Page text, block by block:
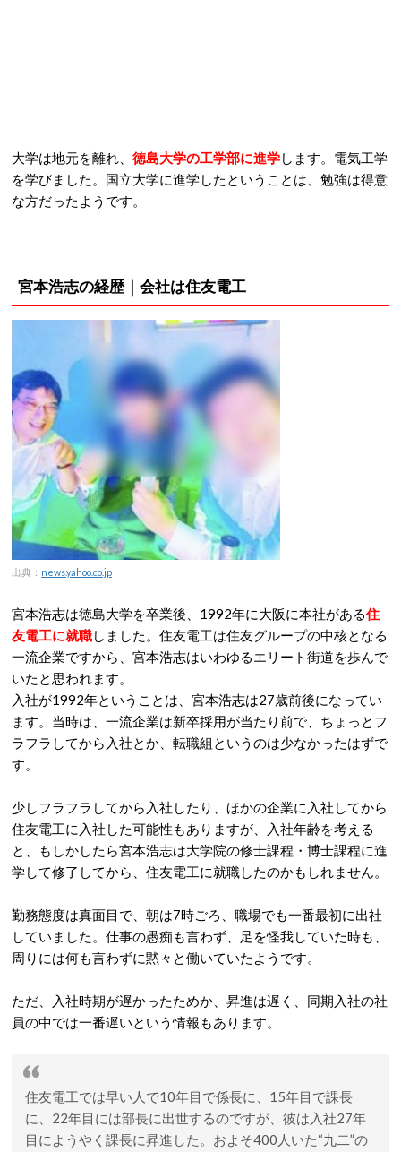
大学は地元を離れ、 徳島大学の工学部に進学します。電気工学
を学びました。国立大学に進学したということは、勉強は得意
な方だったようです。
宮本浩志の経歴｜会社は住友電工
出典： news.yahoo.co.jp
宮本浩志は徳島大学を卒業後、1992年に大阪に本社がある住
友電工に就職しました。住友電工は住友グループの中核となる
一流企業ですから、宮本浩志はいわゆるエリート街道を歩んで
いたと思われます。
入社が1992年ということは、宮本浩志は27歳前後になってい
ます。当時は、一流企業は新卒採用が当たり前で、ちょっとフ
ラフラしてから入社とか、転職組というのは少なかったはずで
す。
少しフラフラしてから入社したり、ほかの企業に入社してから
住友電工に入社した可能性もありますが、入社年齢を考える
と、もしかしたら宮本浩志は大学院の修士課程・博士課程に進
学して修了してから、住友電工に就職したのかもしれません。
勤務態度は真面目で、朝は7時ごろ、職場でも一番最初に出社
していました。仕事の愚痴も言わず、足を怪我していた時も、
周りには何も言わずに黙々と働いていたようです。
ただ、入社時期が遅かったためか、昇進は遅く、同期入社の社
員の中では一番遅いという情報もあります。
住友電工では早い人で10年目で係長に、15年目で課長
に、22年目には部長に出世するのですが、彼は入社27年
目にようやく課長に昇進した。およそ400人いた“九二”の